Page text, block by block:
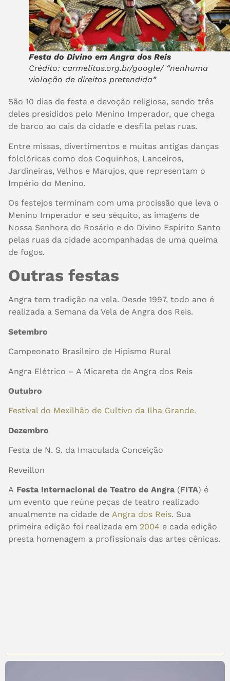
Festa do Divino em Angra dos Reis
Crédito: carmelitas.org.br/google/ “nenhuma
violação de direitos pretendida”
São 10 dias de festa e devoção religiosa, sendo três
deles presididos pelo Menino Imperador, que chega
de barco ao cais da cidade e desfila pelas ruas.
Entre missas, divertimentos e muitas antigas danças
folclóricas como dos Coquinhos, Lanceiros,
Jardineiras, Velhos e Marujos, que representam o
Império do Menino.
Os festejos terminam com uma procissão que leva o
Menino Imperador e seu séquito, as imagens de
Nossa Senhora do Rosário e do Divino Espírito Santo
pelas ruas da cidade acompanhadas de uma queima
de fogos.
Outras festas
Angra tem tradição na vela. Desde 1997, todo ano é
realizada a Semana da Vela de Angra dos Reis.
Setembro
Campeonato Brasileiro de Hipismo Rural
Angra Elétrico – A Micareta de Angra dos Reis
Outubro
Festival do Mexilhão de Cultivo da Ilha Grande.
Dezembro
Festa de N. S. da Imaculada Conceição
Reveillon
A Festa Internacional de Teatro de Angra (FITA) é
um evento que reúne peças de teatro realizado
anualmente na cidade de Angra dos Reis. Sua
primeira edição foi realizada em 2004 e cada edição
presta homenagem a profissionais das artes cênicas.